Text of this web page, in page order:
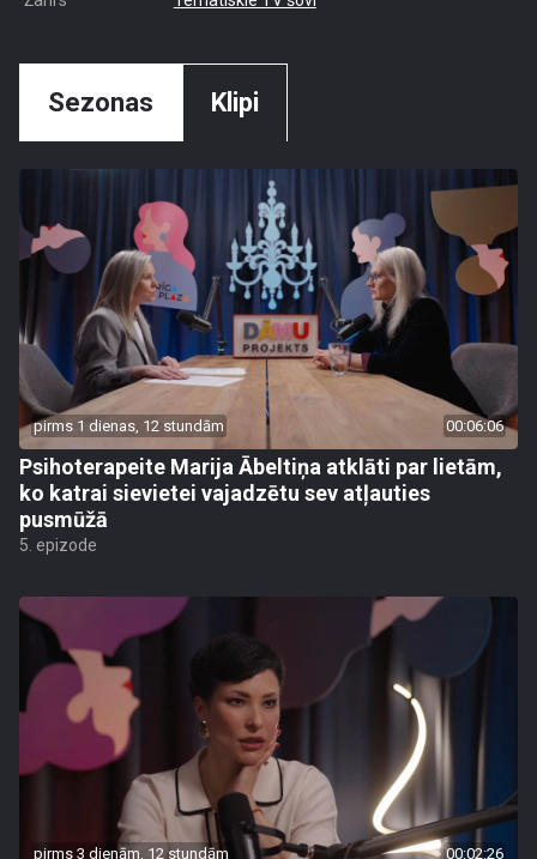
Sezonas Klipi
pirms 1 dienas, 12 stundām 00:06:06
Psihoterapeite Marija Ābeltiņa atklāti par lietām,
ko katrai sievietei vajadzētu sev atļauties
pusmūžā
5. epizode
pirms 3 dienām, 12 stundām 00:02:26